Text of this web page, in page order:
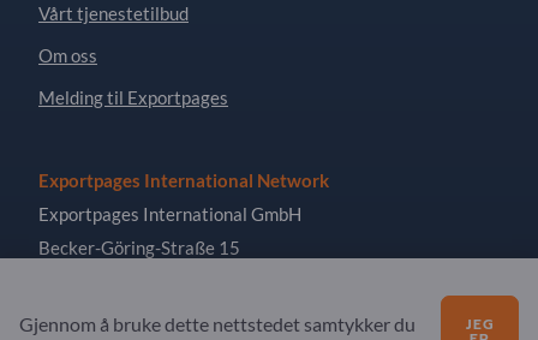
Vårt tjenestetilbud
Om oss
Melding til Exportpages
Exportpages International Network
Exportpages International GmbH
Becker-Göring-Straße 15
Germany
Gjennom å bruke dette nettstedet samtykker du JEG